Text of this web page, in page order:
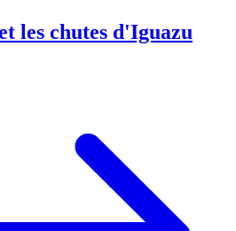
les chutes d'Iguazu